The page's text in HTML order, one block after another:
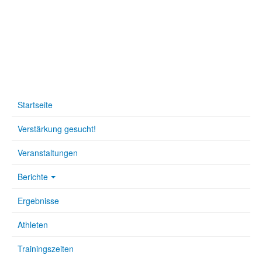
Startseite
Verstärkung gesucht!
Veranstaltungen
Berichte
Ergebnisse
Athleten
Trainingszeiten